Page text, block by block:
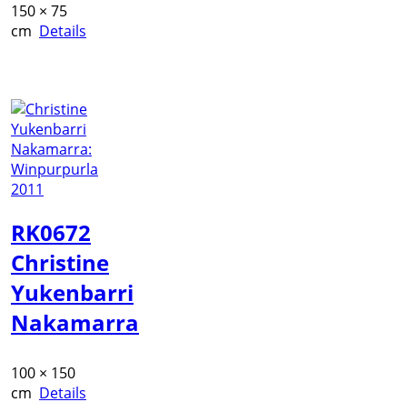
150 × 75
cm Details
RK0672
Christine
Yukenbarri
Nakamarra
100 × 150
cm Details